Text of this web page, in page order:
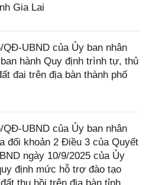
Gia Lai
QĐ-UBND của Ủy ban nhân
hành Quy định trình tự, thủ
đai trên địa bàn thành phố
QĐ-UBND của Ủy ban nhân
đổi khoản 2 Điều 3 của Quyết
ngày 10/9/2025 của Ủy
định mức hỗ trợ đào tạo